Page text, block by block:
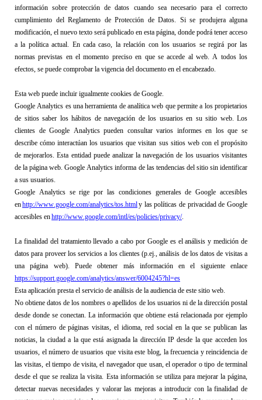
información sobre protección de datos cuando sea necesario para el correcto
cumplimiento del Reglamento de Protección de Datos. Si se produjera alguna
modificación, el nuevo texto será publicado en esta página, donde podrá tener acceso
a la política actual. En cada caso, la relación con los usuarios se regirá por las
normas previstas en el momento preciso en que se accede al web. A todos los
efectos, se puede comprobar la vigencia del documento en el encabezado.
Esta web puede incluir igualmente cookies de Google.
Google Analytics es una herramienta de analítica web que permite a los propietarios
de sitios saber los hábitos de navegación de los usuarios en su sitio web. Los
clientes de Google Analytics pueden consultar varios informes en los que se
describe cómo interactúan los usuarios que visitan sus sitios web con el propósito
de mejorarlos. Esta entidad puede analizar la navegación de los usuarios visitantes
de la página web. Google Analytics informa de las tendencias del sitio sin identificar
a sus usuarios.
Google Analytics se rige por las condiciones generales de Google accesibles
en http://www.google.com/analytics/tos.html y las políticas de privacidad de Google
accesibles en http://www.google.com/intl/es/policies/privacy/.
La finalidad del tratamiento llevado a cabo por Google es el análisis y medición de
datos para proveer los servicios a los clientes (p.ej., análisis de los datos de visitas a
https://support.google.com/analytics/answer/6004245?hl=es
Esta aplicación presta el servicio de análisis de la audiencia de este sitio web.
No obtiene datos de los nombres o apellidos de los usuarios ni de la dirección postal
desde donde se conectan. La información que obtiene está relacionada por ejemplo
con el número de páginas visitas, el idioma, red social en la que se publican las
noticias, la ciudad a la que está asignada la dirección IP desde la que acceden los
usuarios, el número de usuarios que visita este blog, la frecuencia y reincidencia de
las visitas, el tiempo de visita, el navegador que usan, el operador o tipo de terminal
desde el que se realiza la visita. Esta información se utiliza para mejorar la página,
detectar nuevas necesidades y valorar las mejoras a introducir con la finalidad de